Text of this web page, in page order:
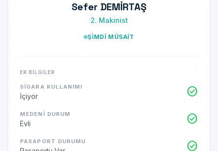
Sefer DEMİRTAŞ
2. Makinist
ŞIMDI MÜSAIT
EK BILGILER
SIGARA KULLANIMI
İçiyor check_circle
MEDENI DURUM
Evli check_circle
PASAPORT DURUMU check_circle